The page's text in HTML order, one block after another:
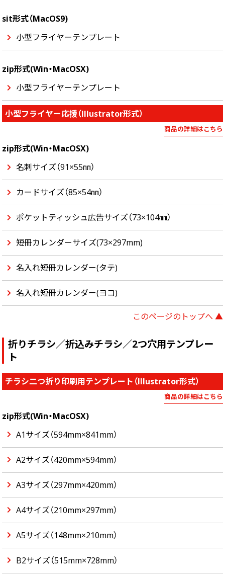
sit形式（MacOS9)
小型フライヤーテンプレート
zip形式(Win・MacOSX)
小型フライヤーテンプレート
小型フライヤー応援（Illustrator形式）
商品の詳細はこちら
zip形式(Win・MacOSX)
名刺サイズ（91×55㎜）
カードサイズ（85×54㎜）
ポケットティッシュ広告サイズ（73×104㎜）
短冊カレンダーサイズ(73×297mm)
名入れ短冊カレンダー(タテ)
名入れ短冊カレンダー(ヨコ)
このページのトップへ ▲
折りチラシ／折込みチラシ／2つ穴用テンプレー
ト
チラシ二つ折り印刷用テンプレート（Illustrator形式）
商品の詳細はこちら
zip形式(Win・MacOSX)
A1サイズ（594mm×841mm）
A2サイズ（420mm×594mm）
A3サイズ（297mm×420mm）
A4サイズ（210mm×297mm）
A5サイズ（148mm×210mm）
B2サイズ（515mm×728mm）